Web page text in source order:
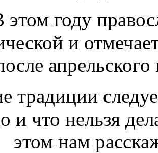
этом году
и
традиции
и что нельзя
этом нам